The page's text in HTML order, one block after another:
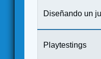
Diseñando un
Playtestings